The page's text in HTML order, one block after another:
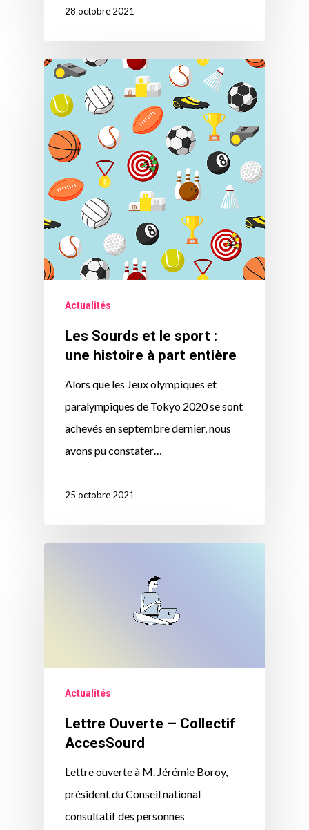
28 octobre 2021
Actualités
Les Sourds et le sport :
une histoire à part entière
Alors que les Jeux olympiques et
paralympiques de Tokyo 2020 se sont
achevés en septembre dernier, nous
avons pu constater…
25 octobre 2021
Actualités
Lettre Ouverte – Collectif
AccesSourd
Lettre ouverte à M. Jérémie Boroy,
président du Conseil national
consultatif des personnes